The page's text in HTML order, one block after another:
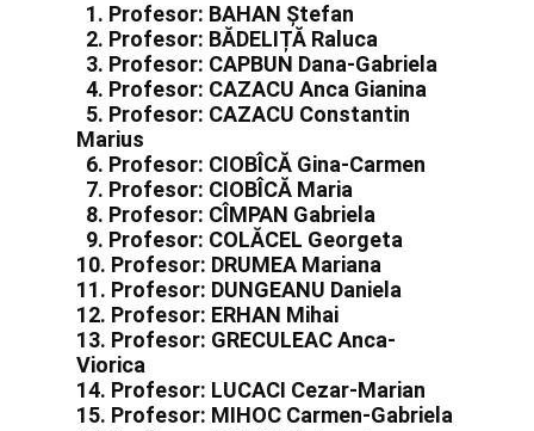
1. Profesor: BAHAN Ștefan
2. Profesor: BĂDELIȚĂ Raluca
3. Profesor: CAPBUN Dana-Gabriela
4. Profesor: CAZACU Anca Gianina
5. Profesor: CAZACU Constantin
Marius
6. Profesor: CIOBÎCĂ Gina-Carmen
7. Profesor: CIOBÎCĂ Maria
8. Profesor: CÎMPAN Gabriela
9. Profesor: COLĂCEL Georgeta
10. Profesor: DRUMEA Mariana
11. Profesor: DUNGEANU Daniela
12. Profesor: ERHAN Mihai
13. Profesor: GRECULEAC Anca-
Viorica
14. Profesor: LUCACI Cezar-Marian
15. Profesor: MIHOC Carmen-Gabriela